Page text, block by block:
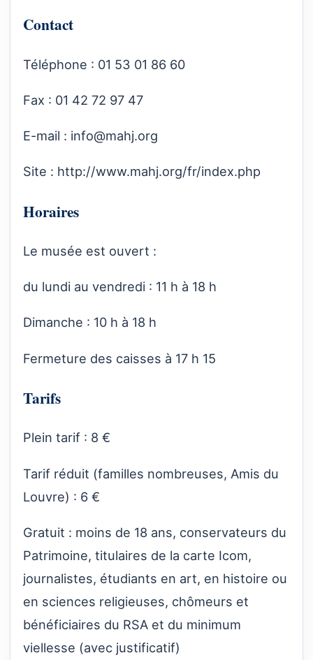
Contact
Téléphone : 01 53 01 86 60
Fax : 01 42 72 97 47
E-mail : info@mahj.org
Site : http://www.mahj.org/fr/index.php
Horaires
Le musée est ouvert :
du lundi au vendredi : 11 h à 18 h
Dimanche : 10 h à 18 h
Fermeture des caisses à 17 h 15
Tarifs
Plein tarif : 8 €
Tarif réduit (familles nombreuses, Amis du
Louvre) : 6 €
Gratuit : moins de 18 ans, conservateurs du
Patrimoine, titulaires de la carte Icom,
journalistes, étudiants en art, en histoire ou
en sciences religieuses, chômeurs et
bénéficiaires du RSA et du minimum
viellesse (avec justificatif)